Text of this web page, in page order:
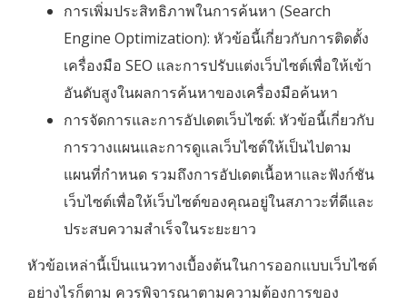
การเพิ่มประสิทธิภาพในการค้นหา (Search
Engine Optimization): หัวข้อนี้เกี่ยวกับการติดตั้ง
เครื่องมือ SEO และการปรับแต่งเว็บไซต์เพื่อให้เข้า
อันดับสูงในผลการค้นหาของเครื่องมือค้นหา
การจัดการและการอัปเดตเว็บไซต์: หัวข้อนี้เกี่ยวกับ
การวางแผนและการดูแลเว็บไซต์ให้เป็นไปตาม
แผนที่กำหนด รวมถึงการอัปเดตเนื้อหาและฟังก์ชัน
เว็บไซต์เพื่อให้เว็บไซต์ของคุณอยู่ในสภาวะที่ดีและ
ประสบความสำเร็จในระยะยาว
หัวข้อเหล่านี้เป็นแนวทางเบื้องต้นในการออกแบบเว็บไซต์
อย่างไรก็ตาม ควรพิจารณาตามความต้องการของ